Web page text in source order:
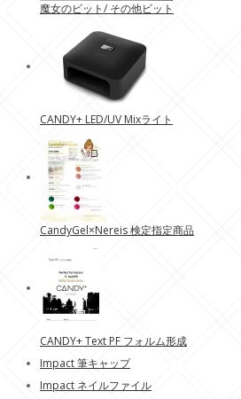
魔女のビット/ その他ビット
CANDY+ LED/UV Mixライト
CandyGel×Nereis 検定指定商品
CANDY+ Text PF フォルム形成
Impact 筆キャップ
Impact ネイルファイル